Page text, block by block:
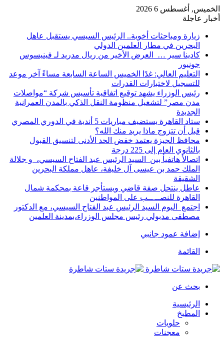
الخميس, أغسطس 6 2026
أخبار عاجلة
زيارة ومباحثات أخوية.. الرئيس السيسي يستقبل عاهل
البحرين في مطار العلمين الدولي
كادينا سير … العرض الأخير من ريال مدريد لـ فينيسوس
جونيور
التعليم العالي: غدًا الخميس الساعة السابعة مساءً آخر موعد
للتسجيل لاختبارات القدرات
رئيس الوزراء يشهد توقيع اتفاقية تأسيس شركة “مواصلات
مدن مصر” لتشغيل منظومة النقل الذكي بالمدن العمرانية
الجديدة
ستاد القاهرة يستضيف مباريات 5 أندية في الدوري المصري
قبل أن تتزوج ماذا يريد منك الله؟
محافظ الجيزة يعتمد خفض الحد الأدنى لتنسيق القبول
بالثانوي العام إلى 225 درجة
اتصالأ هاتفيأ بين السيد الرئيس عبد الفتاح السيسي، و جلالة
الملك حمد بن عيسى آل خليفة، عاهل مملكة البحرين
الشقيقة
عاطل ينتحل صفة قاضي ويستأجر قاعة بمحكمة شمال
القاهرة للنصــ.ــب على المواطنين
اجتمع اليوم السيد الرئيس عبد الفتاح السيسي، مع الدكتور
مصطفى مدبولي رئيس مجلس الوزراء،بمدينة العلمين
إضافة عمود جانبي
القائمة
بحث عن
الرئيسية
المطبخ
حلويات
معجنات